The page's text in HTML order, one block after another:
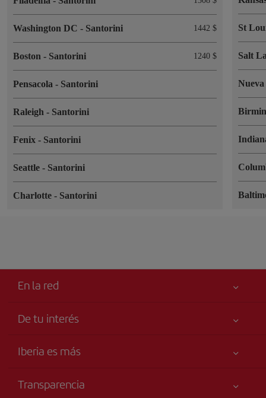
Washington DC - Santorini 1442 $
Boston - Santorini 1240 $
Pensacola - Santorini
Raleigh - Santorini
Fenix - Santorini
Seattle - Santorini
Charlotte - Santorini
St
Salt
En la red
De tu interés
Accesibilidad
Iberia es más
Grupo Iberia
Transparencia